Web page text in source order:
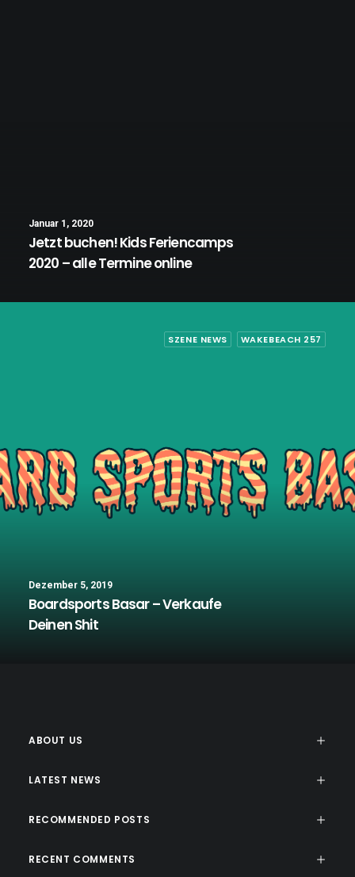
Januar 1, 2020
Jetzt buchen! Kids Feriencamps
2020 – alle Termine online
SZENE NEWS WAKEBEACH 257
Dezember 5, 2019
Boardsports Basar – Verkaufe
Deinen Shit
ABOUT US
LATEST NEWS
RECOMMENDED POSTS
RECENT COMMENTS